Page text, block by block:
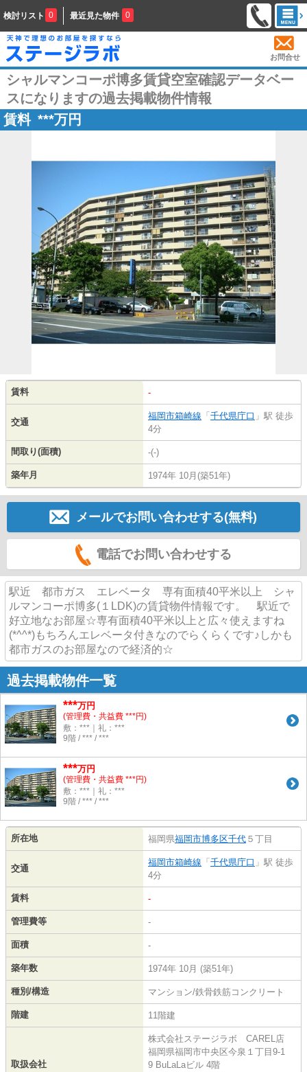
検討リスト 0 最近見た物件 0
お問合せ
シャルマンコーポ博多賃貸空室確認データベー
スになりますの過去掲載物件情報
賃料 ***万円
賃料 -
交通
福岡市箱崎線 「 千代県庁口 」駅 徒歩
4分
間取り(面積) -(-)
築年月 1974年 10月(築51年)
メールでお問い合わせする(無料)
電話でお問い合わせする
駅近 都市ガス エレベータ 専有面積40平米以上 シャ
ルマンコーポ博多(１LDK)の賃貸物件情報です。 駅近で
好立地なお部屋☆専有面積40平米以上と広々使えますね
(*^^*)もちろんエレベータ付きなのでらくらくです♪しかも
都市ガスのお部屋なので経済的☆
過去掲載物件一覧
***万円
(管理費・共益費 ***円)
敷：***｜礼：***
9階 / *** / ***
***万円
(管理費・共益費 ***円)
敷：***｜礼：***
9階 / *** / ***
所在地 福岡県福岡市博多区千代 ５丁目
交通
福岡市箱崎線 「 千代県庁口 」駅 徒歩
4分
賃料 -
管理費等 -
面積 -
築年数 1974年 10月 (築51年)
種別/構造 マンション/鉄骨鉄筋コンクリート
階建 11階建
取扱会社
株式会社ステージラボ CAREL店
福岡県福岡市中央区今泉１丁目9-1
9 BuLaLaビル 4階